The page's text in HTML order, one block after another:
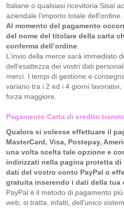
Italiane o qualsiasi ricevitoria Sisal
aziendale l’importo totale dell’ordine.
Al momento del pagamento
del nome del titolare della carta
conferma dell’ordine
L'invio della merce sarà immediato
dell’esattezza dei vostri dati
merci. I tempi di gestione e
variano tra i 2 ed i 4 giorni
forza maggiore.
Pagamento Carta di credito
Qualora si volesse effettuare il
MasterCard, Visa, Postepay,
una volta scelta tale opzione e
indirizzati nella pagina protetta di
dati del vostro conto PayPal o
gratuita inserendo i dati della tua
PayPal è il metodo di pagamento
web; si tratta, infatti, dell’unico